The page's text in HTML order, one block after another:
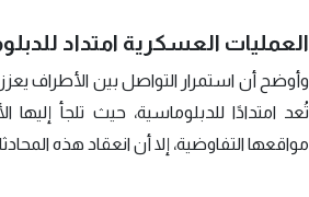
العمليات العسكرية امتداد
وأوضح أن استمرار التواصل بين الأطراف
تُعد امتدادًا للدبلوماسية، حيث تلجأ
مواقعها التفاوضية، إلا أن انعقاد هذه